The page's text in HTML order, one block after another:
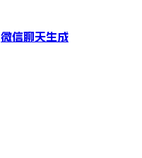
微信聊天生成